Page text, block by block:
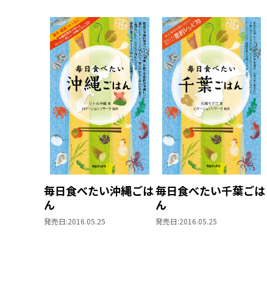
毎日食べたい沖縄ごは
ん
発売日:2016.05.25
毎日食べたい千葉ごは
ん
発売日:2016.05.25